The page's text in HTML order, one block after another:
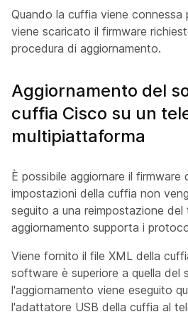
Quando la cuffia viene connessa
viene scaricato il firmware
procedura di aggiornamento.
Aggiornamento del
cuffia Cisco su un
multipiattaforma
È possibile aggiornare il firmware
impostazioni della cuffia non
seguito a una reimpostazione
aggiornamento supporta i
Viene fornito il file XML della
software è superiore a quella del
l'aggiornamento viene eseguito
l'adattatore USB della cuffia al